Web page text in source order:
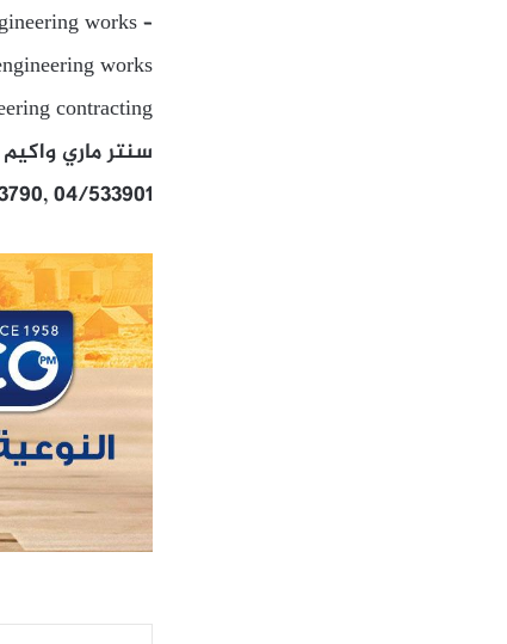
works –
works
contracting
سنتر ماري واكيم – ملك حطب ط 1 وارضي
04/533901